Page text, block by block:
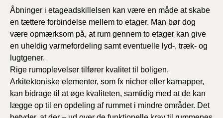
Åbninger i etageadskillelsen kan være en måde at skabe
en tættere forbindelse mellem to etager. Man bør dog
være opmærksom på, at rum gennem to etager kan give
en uheldig varmefordeling samt eventuelle lyd-, træk- og
lugtgener.
Rige rumoplevelser tilfører kvalitet til boligen.
Arkitektoniske elementer, som fx nicher eller karnapper,
kan bidrage til at øge kvaliteten, samtidig med at de kan
lægge op til en opdeling af rummet i mindre områder. Det